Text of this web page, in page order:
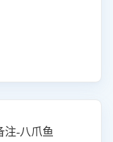
注-八爪鱼